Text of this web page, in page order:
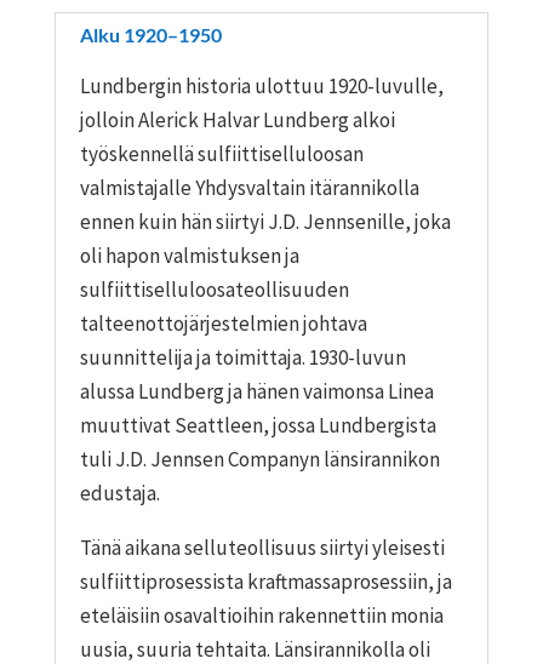
Alku 1920–1950
Lundbergin historia ulottuu 1920-luvulle,
jolloin Alerick Halvar Lundberg alkoi
työskennellä sulfiittiselluloosan
valmistajalle Yhdysvaltain itärannikolla
ennen kuin hän siirtyi J.D. Jennsenille, joka
oli hapon valmistuksen ja
sulfiittiselluloosateollisuuden
talteenottojärjestelmien johtava
suunnittelija ja toimittaja. 1930-luvun
alussa Lundberg ja hänen vaimonsa Linea
muuttivat Seattleen, jossa Lundbergista
tuli J.D. Jennsen Companyn länsirannikon
edustaja.
Tänä aikana selluteollisuus siirtyi yleisesti
sulfiittiprosessista kraftmassaprosessiin, ja
eteläisiin osavaltioihin rakennettiin monia
uusia, suuria tehtaita. Länsirannikolla oli